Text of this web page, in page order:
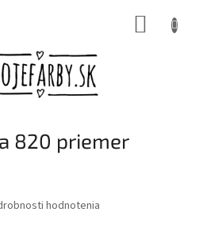
820 priemer
hodnotenia